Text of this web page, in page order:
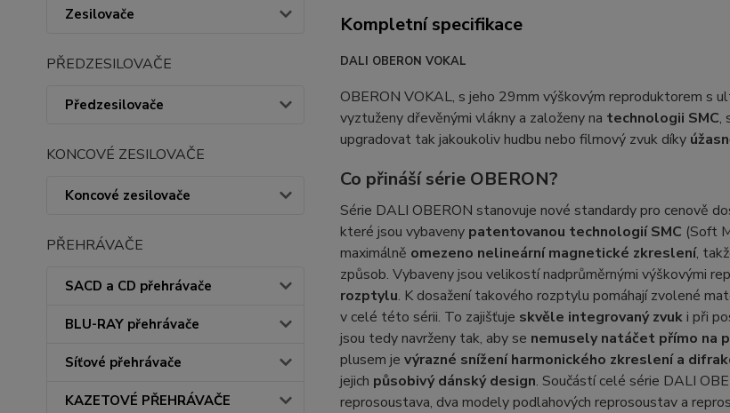
Zesilovače
PŘEDZESILOVAČE
Předzesilovače
KONCOVÉ ZESILOVAČE
Koncové zesilovače
PŘEHRÁVAČE
SACD a CD přehrávače
BLU-RAY přehrávače
Síťové přehrávače
KAZETOVÉ PŘEHRÁVAČE
Kompletní specifikace
DALI OBERON VOKAL
OBERON VOKAL, s jeho 29mm výškovým reproduktorem s
vyztuženy dřevěnými vlákny a založeny na technologii SMC,
upgradovat tak jakoukoliv hudbu nebo filmový zvuk díky
Co přináší série OBERON?
Série DALI OBERON stanovuje nové standardy pro cenově
které jsou vybaveny patentovanou technologií SMC (Soft
maximálně omezeno nelineární magnetické zkreslení,
způsob. Vybaveny jsou velikostí nadprůměrnými výškovými
rozptylu. K dosažení takového rozptylu pomáhají zvolené
v celé této sérii. To zajišťuje skvěle integrovaný zvuki při
jsou tedy navrženy tak, aby se nemusely natáčet přímo na
plusem je výrazné snížení harmonického zkreslení a
jejich působivý dánský design. Součástí celé série DALI
reprosoustava, dva modely podlahových reprosoustav a